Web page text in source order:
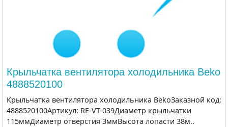
Крыльчатка вентилятора холодильника Beko
4888520100
Крыльчатка вентилятора холодильника BekoЗаказной код:
4888520100Артикул: RE-VT-039Диаметр крыльчатки
115ммДиаметр отверстия 3ммВысота лопасти 38м..